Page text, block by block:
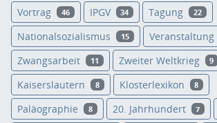
Vortrag 46 IPGV 34 Tagung 22
Nationalsozialismus 15 Veranstaltung
Zwangsarbeit 11 Zweiter Weltkrieg 9
Kaiserslautern 8 Klosterlexikon 8
Paläographie 8 20. Jahrhundert 7